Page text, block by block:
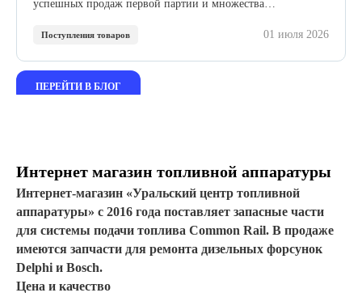
успешных продаж первой партии и множества
этим проверенным производителем.
Поступления товаров 01 июля 2026
ПЕРЕЙТИ В БЛОГ
Интернет магазин топливной аппаратуры
Интернет-магазин «Уральский центр топливной
аппаратуры» с 2016 года поставляет запасные части
для системы подачи топлива Common Rail. В продаже
имеются запчасти для ремонта дизельных форсунок
Delphi и Bosch.
Цена и качество